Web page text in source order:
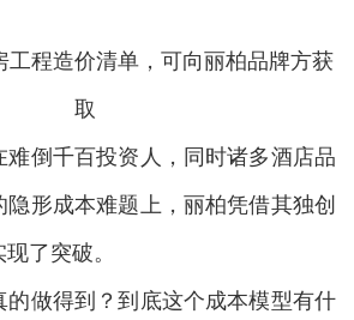
程造价清单，可向丽柏品牌方获
取
倒千百投资人，同时诸多酒店品
形成本难题上，丽柏凭借其独创
了突破。
做得到？到底这个成本模型有什